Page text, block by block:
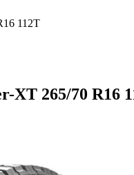
112T
XT 265/70 R16